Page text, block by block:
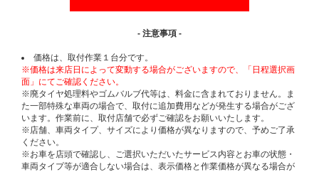
- 注意事項 -
価格は、取付作業１台分です。
※価格は来店日によって変動する場合がございますので、「日程選択画
面」にてご確認ください。
※廃タイヤ処理料やゴムバルブ代等は、料金に含まれておりません。ま
た一部特殊な車両の場合で、取付に追加費用などが発生する場合がござ
います。作業前に、取付店舗で必ずご確認をお願いいたします。
※店舗、車両タイプ、サイズにより価格が異なりますので、予めご了承
ください。
※お車を店頭で確認し、ご選択いただいたサービス内容とお車の状態・
車両タイプ等が適合しない場合は、表示価格と作業価格が異なる場合が